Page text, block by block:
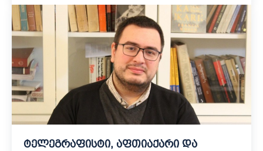
ტელეგრაფისტი, აფთიაქარი და